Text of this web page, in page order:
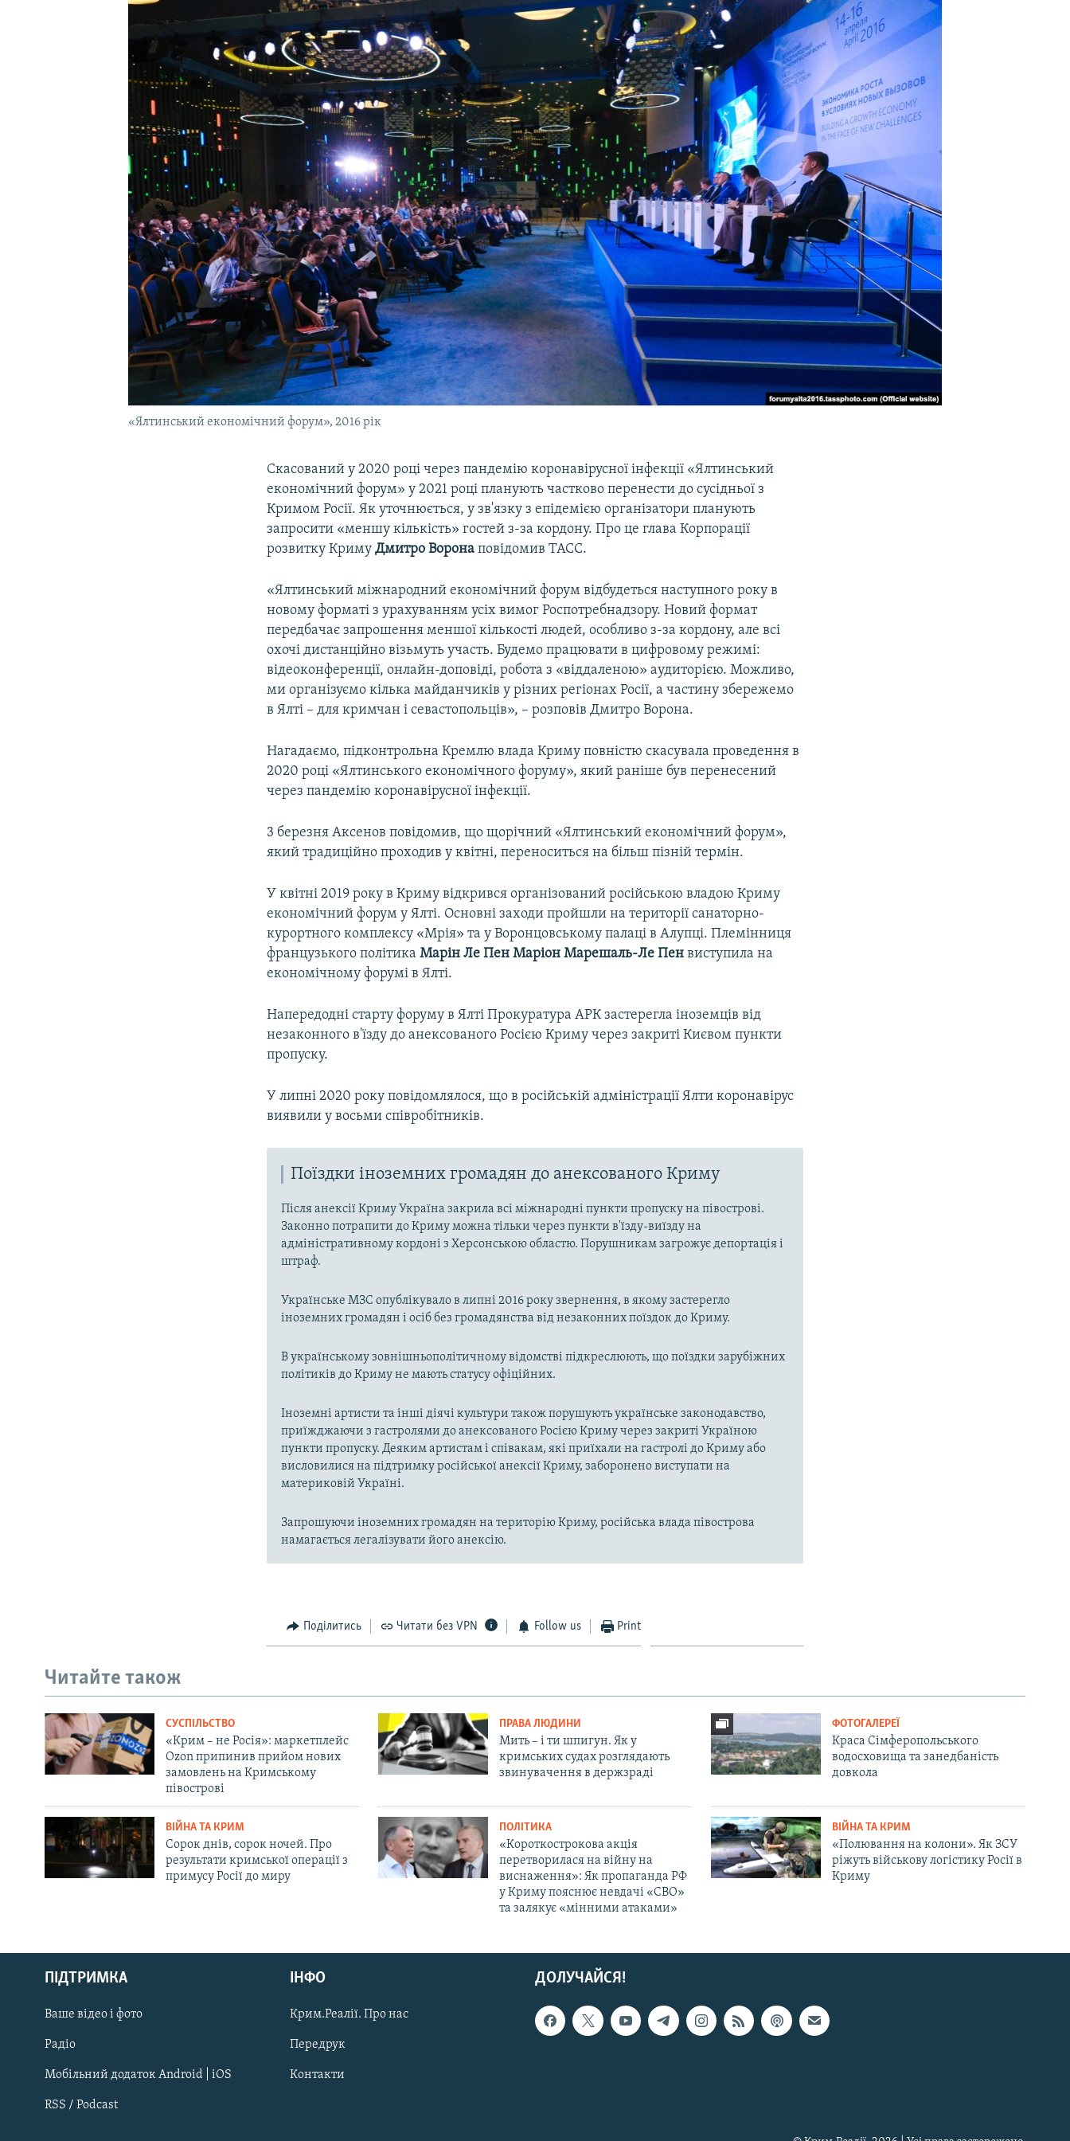
УКРАЇНСЬКА ПРОБЛЕМА КРИМУ
Русский
Qırımtatar
ДОЛУЧАЙСЯ!
«Ялтинський економічний форум», 2016 рік
Скасований у 2020 році через пандемію коронавірусної інфекції «Ялтинський
економічний форум» у 2021 році планують частково перенести до сусідньої з
Кримом Росії. Як уточнюється, у зв'язку з епідемією організатори планують
запросити «меншу кількість» гостей з-за кордону. Про це глава Корпорації
розвитку КримуДмитро Ворона повідомив ТАСС.
«Ялтинський міжнародний економічний форум відбудеться наступного року в
новому форматі з урахуванням усіх вимог Роспотребнадзору. Новий формат
передбачає запрошення меншої кількості людей, особливо з-за кордону, але всі
охочі дистанційно візьмуть участь. Будемо працювати в цифровому режимі:
відеоконференції, онлайн-доповіді, робота з «віддаленою» аудиторією. Можливо,
ми організуємо кілька майданчиків у різних регіонах Росії, а частину збережемо
в Ялті – для кримчан і севастопольців», – розповів Дмитро Ворона.
Нагадаємо, підконтрольна Кремлю влада Криму повністю скасувала проведення в
2020 році «Ялтинського економічного форуму», який раніше був перенесений
через пандемію коронавірусної інфекції.
3 березня Аксенов повідомив, що щорічний «Ялтинський економічний форум»,
який традиційно проходив у квітні, переноситься на більш пізній термін.
У квітні 2019 року в Криму відкрився організований російською владою Криму
економічний форум у Ялті. Основні заходи пройшли на території санаторно-
курортного комплексу «Мрія» та у Воронцовському палаці в Алупці. Племінниця
французького політикаМарін Ле Пен Маріон Марешаль-Ле Пен виступила на
економічному форумі в Ялті.
Напередодні старту форуму в Ялті Прокуратура АРК застерегла іноземців від
незаконного в'їзду до анексованого Росією Криму через закриті Києвом пункти
пропуску.
У липні 2020 року повідомлялося, що в російській адміністрації Ялти коронавірус
виявили у восьми співробітників.
Поїздки іноземних громадян до анексованого Криму
Після анексії Криму Україна закрила всі міжнародні пункти пропуску на півострові.
Законно потрапити до Криму можна тільки через пункти в'їзду-виїзду на
адміністративному кордоні з Херсонською областю. Порушникам загрожує депортація і
штраф.
Українське МЗС опублікувало в липні 2016 року звернення, в якому застерегло
іноземних громадян і осіб без громадянства від незаконних поїздок до Криму.
В українському зовнішньополітичному відомстві підкреслюють, що поїздки зарубіжних
політиків до Криму не мають статусу офіційних.
Іноземні артисти та інші діячі культури також порушують українське законодавство,
приїжджаючи з гастролями до анексованого Росією Криму через закриті Україною
пункти пропуску. Деяким артистам і співакам, які приїхали на гастролі до Криму або
висловилися на підтримку російської анексії Криму, заборонено виступати на
материковій Україні.
Запрошуючи іноземних громадян на територію Криму, російська влада півострова
намагається легалізувати його анексію.
Поділитись Читати без VPN Follow us Print
Читайте також
СУСПІЛЬСТВО
«Крим – не Росія»: маркетплейс
Ozon припинив прийом нових
замовлень на Кримському
півострові
ПРАВА ЛЮДИНИ
Мить – і ти шпигун. Як у
кримських судах розглядають
звинувачення в держзраді
ФОТОГАЛЕРЕЇ
Краса Сімферопольського
водосховища та занедбаність
довкола
ВІЙНА ТА КРИМ
Сорок днів, сорок ночей. Про
результати кримської операції з
примусу Росії до миру
ПОЛІТИКА
«Короткострокова акція
перетворилася на війну на
виснаження»: Як пропаганда РФ
у Криму пояснює невдачі «СВО»
та залякує «мінними атаками»
ВІЙНА ТА КРИМ
«Полювання на колони». Як ЗСУ
ріжуть військову логістику Росії в
Криму
ДОЛУЧАЙСЯ!
ПІДТРИМКА
Ваше відео і фото
Радіо
Мобільний додаток Android | iOS
RSS / Podcast
ІНФО
Крим.Реалії. Про нас
Передрук
Контакти